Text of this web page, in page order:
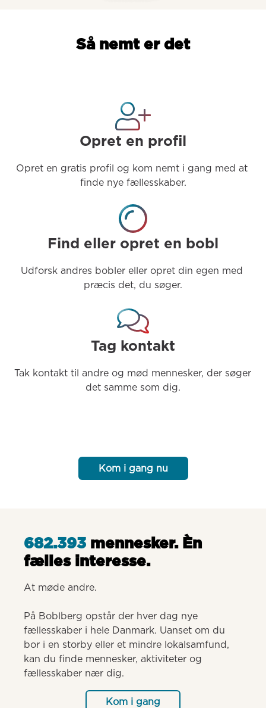
Så nemt er det
Opret en profil
Opret en gratis profil og kom nemt i gang med at
finde nye fællesskaber.
Find eller opret en bobl
Udforsk andres bobler eller opret din egen med
præcis det, du søger.
Tag kontakt
Tak kontakt til andre og mød mennesker, der søger
det samme som dig.
Kom i gang nu
682.393 mennesker. Èn
fælles interesse.
At møde andre.
På Boblberg opstår der hver dag nye
fællesskaber i hele Danmark. Uanset om du
bor i en storby eller et mindre lokalsamfund,
kan du finde mennesker, aktiviteter og
fællesskaber nær dig.
Kom i gang